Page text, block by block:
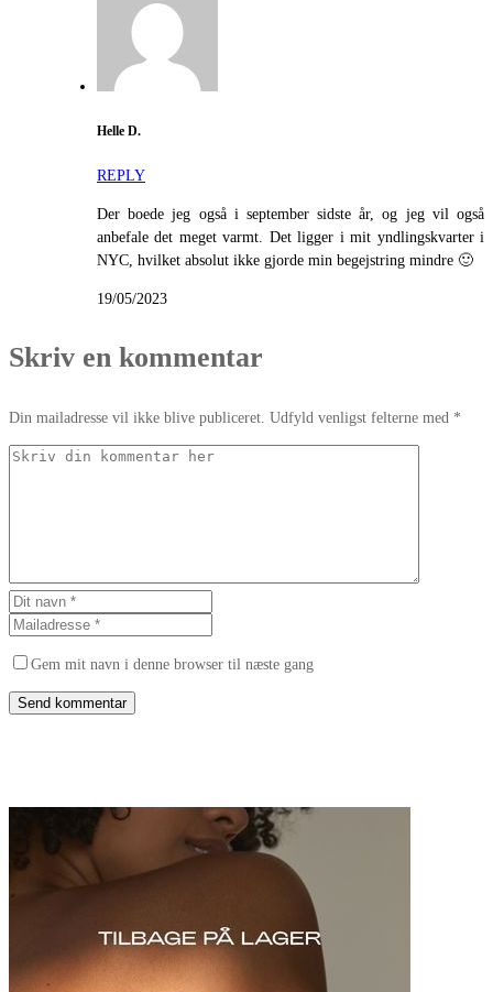
Helle D.
REPLY
Der boede jeg også i september sidste år, og jeg vil også
anbefale det meget varmt. Det ligger i mit yndlingskvarter i
NYC, hvilket absolut ikke gjorde min begejstring mindre 🙂
19/05/2023
Skriv en kommentar
Din mailadresse vil ikke blive publiceret. Udfyld venligst felterne med *
Gem mit navn i denne browser til næste gang